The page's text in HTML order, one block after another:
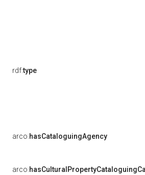
rdf:type
arco:hasCataloguingAgency
arco: